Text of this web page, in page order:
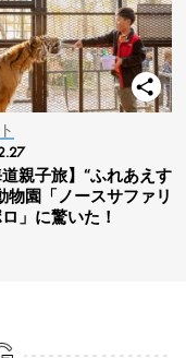
道親子旅】“ふれあえす
物園「ノースサファリ
」に驚いた！